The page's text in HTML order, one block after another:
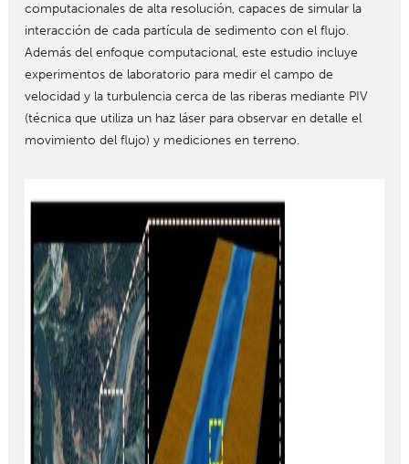
computacionales de alta resolución, capaces de simular la
interacción de cada partícula de sedimento con el flujo.
Además del enfoque computacional, este estudio incluye
experimentos de laboratorio para medir el campo de
velocidad y la turbulencia cerca de las riberas mediante PIV
(técnica que utiliza un haz láser para observar en detalle el
movimiento del flujo) y mediciones en terreno.